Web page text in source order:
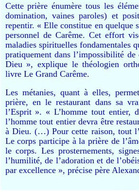
Cette prière énumère tous les
domination, vaines paroles) et
repentir. « Elle constitue en quelque
personnel de Carême. Cet effort
maladies spirituelles fondamentales
pratiquement dans l’impossibilité
Dieu », explique le théologien
livre Le Grand Carême.
Les métanies, quant à elles,
prière, en le restaurant dans sa
l’Esprit ». « L’homme tout entier,
l’homme tout entier devra être
à Dieu. (…) Pour cette raison, tout
Le corps participe à la prière de
le corps. Les prosternements,
l’humilité, de l’adoration et de
par excellence », précise père